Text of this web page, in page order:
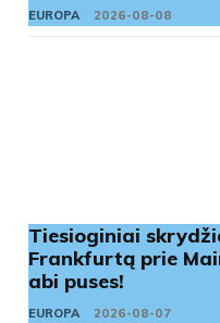
EUROPA 2026-08-08
Tiesioginiai
Frankfurtą prie
abi puses!
EUROPA 2026-08-07